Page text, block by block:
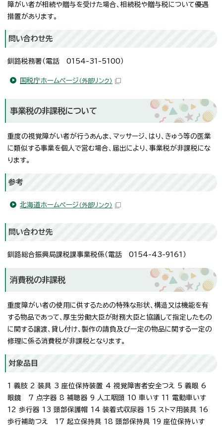
障がい者が相続や贈与を受けた場合、相続税や贈与税について優遇
措置があります。
問い合わせ先
釧路税務署（電話 0154-31-5100）
国税庁ホームページ （外部リンク）
事業税の非課税について
重度の視覚障がい者が行うあんま、マッサージ、はり、きゅう等の医業
に類似する事業を個人で営む場合、届出により、事業税が非課税にな
ります。
参考
北海道ホームページ （外部リンク）
問い合わせ先
釧路総合振興局課税課事業税係（電話 0154-43-9161）
消費税の非課税
重度障がい者の使用に供するための特殊な形状、構造又は機能を有
する物品であって、厚生労働大臣が財務大臣と協議して指定したもの
に関する譲渡、貸し付け、製作の請負及び一定の物品に関する一定の
修理に係る消費税が非課税となります。
対象品目
1 義肢 2 装具 3 座位保持装置 4 視覚障害者安全つえ 5 義眼 6
眼鏡 7 点字器 8 補聴器 9 人工咽頭 10 車いす 11 電動車いす
12 歩行器 13 頭部保護帽 14 装着式収尿器 15 ストマ用装具 16
歩行補助つえ 17 起立保持具 18 頭部保持具 19 座位保持いす